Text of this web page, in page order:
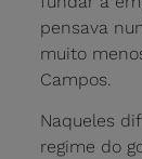
pensava
muito
Campos.
Naqueles
regime do